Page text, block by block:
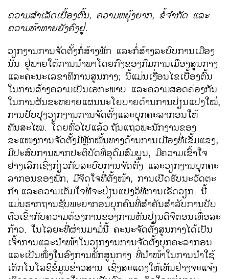
ຄວາມສຳເລັດເບື້ອງຕົ້ນ, ຄວາມຫຍຸ້ງຍາກ, ຂໍ້ຈຳກັດ ແລະ
ຄວາມທ້າທາຍຍັງຄົງຢູ່.
ວຽກງານການຈັດຕັ້ງກໍ່ສ້າງພັກ ແລະກໍ່ສ້າງລະບົບການເມືອງ
ນັ້ນ ຢູ່ພາຍໃຕ້ການນຳພາໂດຍກົງຂອງກົມການເມືອງສູນກາງ
ແລະຄະນະເລຂາທິການສູນກາງ; ນີ້ແມ່ນເງື່ອນໄຂເບື້ອງຕົ້ນ
ໃນການສ້າງຄວາມເປັນເອກະພາບ ແລະຄວາມສອດຄ່ອງກັນ
ໃນການຜັນຂະຫຍາຍແຜນນະໂຍບາຍດ້ານການປ່ຽນແປງໃໝ່,
ການປັບປຸງວຽກງານການຈັດຕັ້ງແລະບຸກຄະລາກອນໃຫ້
ທັນສະໄໝ. ໂດຍທົ່ວໄປແລ້ວ ຖັນແຖວພະນັກງານຂອງ
ຂະແໜງການຈັດຕັ້ງມີຫຼັກໝັ້ນທາງດ້ານການເມືອງທີ່ເຂັ້ມແຂງ,
ມີປະສົບການພາກປະຕິບັດທີ່ອຸດົມສົມບູນ, ມີຄວາມເຂົ້າໃຈ
ຢ່າງເລິກເຊິ່ງກ່ຽວກັບລະບົບການຈັດຕັ້ງ ແລະວຽກງານບຸກຄະ
ລາກອນຂອງພັກ, ມີຈິດໃຈທີ່ຕັ້ງໜ້າ, ການເປີດຮັບນະວັດຕະ
ກຳ ແລະຄວາມເຕັມໃຈທີ່ຈະປ່ຽນແປງວິທີການເຮັດວຽກ. ນີ້
ແມ່ນຮາກຖານຊັບພະຍາກອນບຸກຄົນທີ່ສຳຄັນສຳລັບການປັບ
ຕົວເຂົ້າກັບຄວາມຕ້ອງການຂອງການຫັນປ່ຽນດິຈິຕອນເທື່ອລະ
ກ້າວ. ໃນໄລຍະທີ່ຜ່ານມາມໍ່ນີ້ ຄະນະຈັດຕັ້ງສູນກາງໄດ້ເປັນ
ເຈົ້າການແລະນຳໜ້າໃນວຽກງານການຈັດຕັ້ງບຸກຄະລາກອນ
ແລະເປັນໜຶ່ງໃນອົງການພັກສູນກາງ ທີ່ນຳໜ້າໃນການນຳໃຊ້
ເຕັກໂນໂລຊີຂໍ້ມູນຂ່າວສານ ເຊິ່ງສະແດງໃຫ້ເຫັນຢ່າງຈະແຈ້ງ